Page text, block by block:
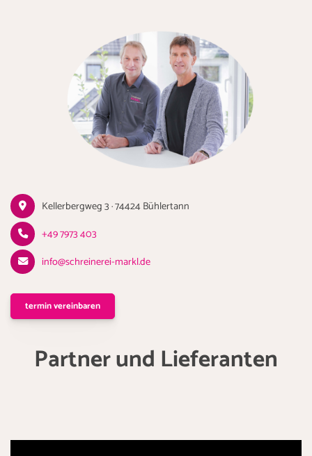
Kellerbergweg 3 · 74424 Bühlertann
+49 7973 403
info@schreinerei-markl.de
termin vereinbaren
Partner und Lieferanten